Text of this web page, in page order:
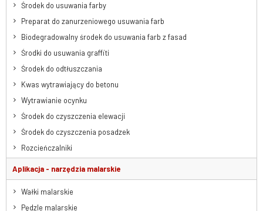
Środek do usuwania farby
Preparat do zanurzeniowego usuwania farb
Biodegradowalny środek do usuwania farb z fasad
Środki do usuwania graffiti
Środek do odtłuszczania
Kwas wytrawiający do betonu
Wytrawianie ocynku
Środek do czyszczenia elewacji
Środek do czyszczenia posadzek
Rozcieńczalniki
Aplikacja - narzędzia malarskie
Wałki malarskie
Pędzle malarskie